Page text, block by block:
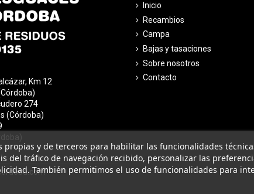
Km 12
274
(Córdoba)
Inicio
Recambios
Campa
Bajas y tasaciones
Sobre nosotros
Contacto
propias y de terceros para habilitar las funcionalidades
del tráfico de navegación recibido, personalizar las
También permitimos el uso de funcionalidades para